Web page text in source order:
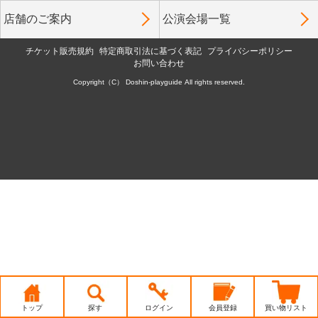
店舗のご案内 公演会場一覧
チケット販売規約 特定商取引法に基づく表記
プライバシーポリシー
お問い合わせ
Copyright（C） Doshin-playguide All rights reserved.
トップ 探す ログイン 会員登録 買い物リスト